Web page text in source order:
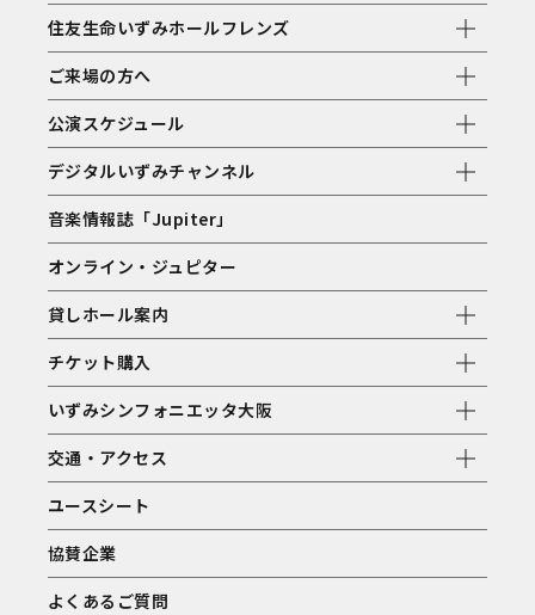
住友生命いずみホールフレンズ
ご来場の方へ
公演スケジュール
デジタルいずみチャンネル
音楽情報誌「Jupiter」
オンライン・ジュピター
貸しホール案内
チケット購入
いずみシンフォニエッタ大阪
交通・アクセス
ユースシート
協賛企業
よくあるご質問